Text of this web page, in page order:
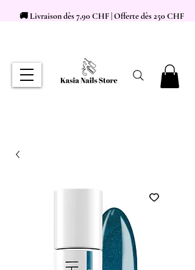
🚚 Livraison dès 7,90 CHF | Offerte dès 250 CHF